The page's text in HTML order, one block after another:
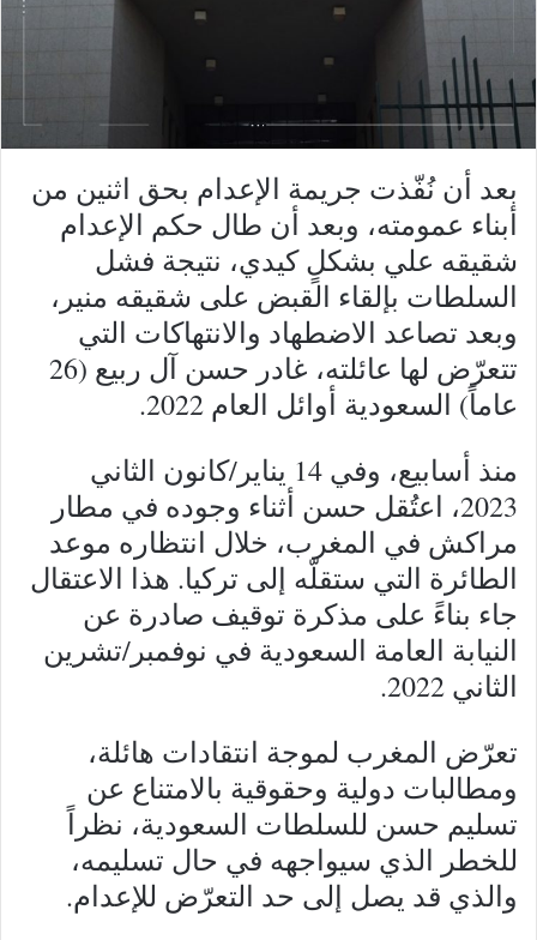
بعد أن نُفّذت جريمة الإعدام بحق اثنين من
أبناء عمومته، وبعد أن طال حكم الإعدام
شقيقه علي بشكلٍ كيدي، نتيجة فشل
السلطات بإلقاء القبض على شقيقه منير،
وبعد تصاعد الاضطهاد والانتهاكات التي
تتعرّض لها عائلته، غادر حسن آل ربيع (26
عاماً) السعودية أوائل العام 2022.
منذ أسابيع، وفي 14 يناير/كانون الثاني
2023، اعتُقل حسن أثناء وجوده في مطار
مراكش في المغرب، خلال انتظاره موعد
الطائرة التي ستقلّه إلى تركيا. هذا الاعتقال
جاء بناءً على مذكرة توقيف صادرة عن
النيابة العامة السعودية في نوفمبر/تشرين
الثاني 2022.
تعرّض المغرب لموجة انتقادات هائلة،
ومطالبات دولية وحقوقية بالامتناع عن
تسليم حسن للسلطات السعودية، نظراً
للخطر الذي سيواجهه في حال تسليمه،
والذي قد يصل إلى حد التعرّض للإعدام.